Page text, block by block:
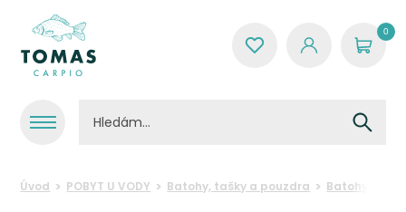
0
Úvod POBYT U VODY Batohy, tašky a pouzdra Batohy